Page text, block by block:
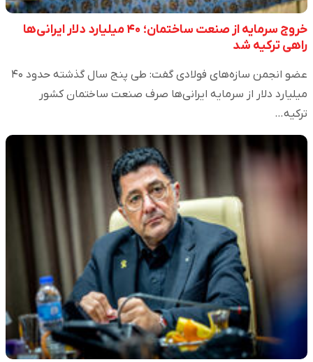
خروج سرمایه از صنعت ساختمان؛ ۴۰ میلیارد دلار ایرانی‌ها
راهی ترکیه شد
عضو انجمن سازه‌های فولادی گفت: طی پنج سال گذشته حدود ۴۰
میلیارد دلار از سرمایه ایرانی‌ها صرف صنعت ساختمان کشور
ترکیه…